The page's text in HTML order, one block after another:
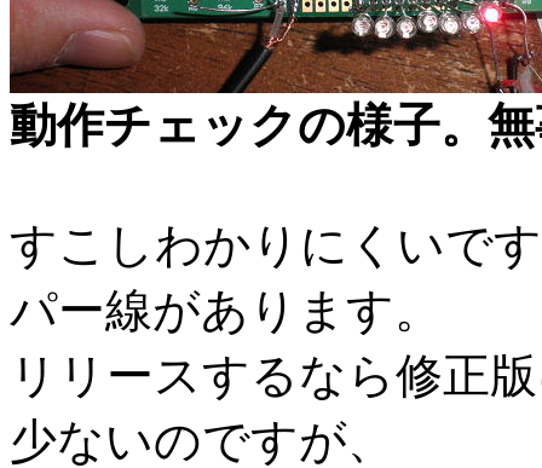
動作チェックの様子。
すこしわかりにくいで
パー線があります。
リリースするなら修正
少ないのですが、